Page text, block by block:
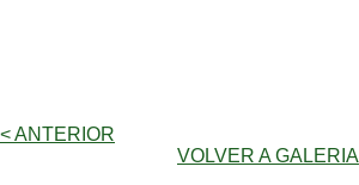
< ANTERIOR
VOLVER A GALERIA